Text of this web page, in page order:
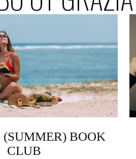
(SUMMER) BOOK
CLUB